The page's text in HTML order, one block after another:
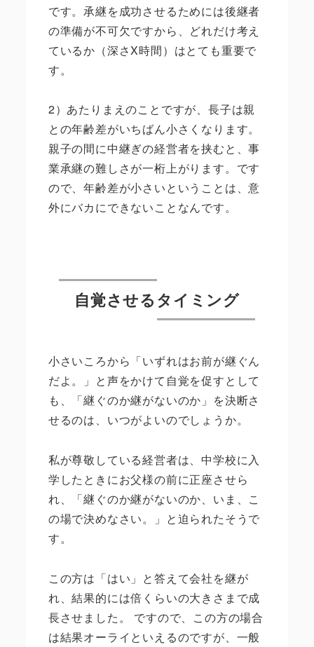
です。承継を成功させるためには後継者
の準備が不可欠ですから、どれだけ考え
ているか（深さX時間）はとても重要で
す。
2）あたりまえのことですが、長子は親
との年齢差がいちばん小さくなります。
親子の間に中継ぎの経営者を挟むと、事
業承継の難しさが一桁上がります。です
ので、年齢差が小さいということは、意
外にバカにできないことなんです。
自覚させるタイミング
小さいころから「いずれはお前が継ぐん
だよ。」と声をかけて自覚を促すとして
も、「継ぐのか継がないのか」を決断さ
せるのは、いつがよいのでしょうか。
私が尊敬している経営者は、中学校に入
学したときにお父様の前に正座させら
れ、「継ぐのか継がないのか、いま、こ
の場で決めなさい。」と迫られたそうで
す。
この方は「はい」と答えて会社を継が
れ、結果的には倍くらいの大きさまで成
長させました。 ですので、この方の場合
は結果オーライといえるのですが、一般